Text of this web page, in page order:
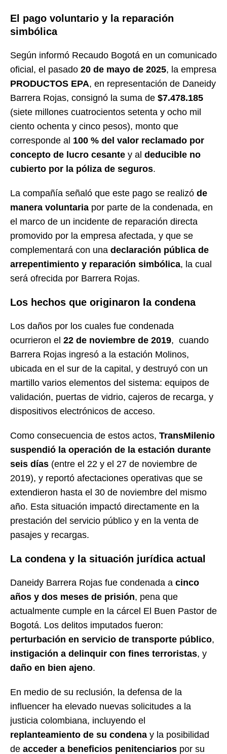
El pago voluntario y la reparación
simbólica
Según informó Recaudo Bogotá en un comunicado
oficial, el pasado 20 de mayo de 2025, la empresa
PRODUCTOS EPA, en representación de Daneidy
Barrera Rojas, consignó la suma de $7.478.185
(siete millones cuatrocientos setenta y ocho mil
ciento ochenta y cinco pesos), monto que
corresponde al 100 % del valor reclamado por
concepto de lucro cesante y al deducible no
cubierto por la póliza de seguros.
La compañía señaló que este pago se realizó de
manera voluntaria por parte de la condenada, en
el marco de un incidente de reparación directa
promovido por la empresa afectada, y que se
complementará con una declaración pública de
arrepentimiento y reparación simbólica, la cual
será ofrecida por Barrera Rojas.
Los hechos que originaron la condena
Los daños por los cuales fue condenada
ocurrieron el 22 de noviembre de 2019, cuando
Barrera Rojas ingresó a la estación Molinos,
ubicada en el sur de la capital, y destruyó con un
martillo varios elementos del sistema: equipos de
validación, puertas de vidrio, cajeros de recarga, y
dispositivos electrónicos de acceso.
Como consecuencia de estos actos, TransMilenio
suspendió la operación de la estación durante
seis días (entre el 22 y el 27 de noviembre de
2019), y reportó afectaciones operativas que se
extendieron hasta el 30 de noviembre del mismo
año. Esta situación impactó directamente en la
prestación del servicio público y en la venta de
pasajes y recargas.
La condena y la situación jurídica actual
Daneidy Barrera Rojas fue condenada a cinco
años y dos meses de prisión, pena que
actualmente cumple en la cárcel El Buen Pastor de
Bogotá. Los delitos imputados fueron:
perturbación en servicio de transporte público,
instigación a delinquir con fines terroristas, y
daño en bien ajeno.
En medio de su reclusión, la defensa de la
influencer ha elevado nuevas solicitudes a la
justicia colombiana, incluyendo el
replanteamiento de su condena y la posibilidad
de acceder a beneficios penitenciarios por su